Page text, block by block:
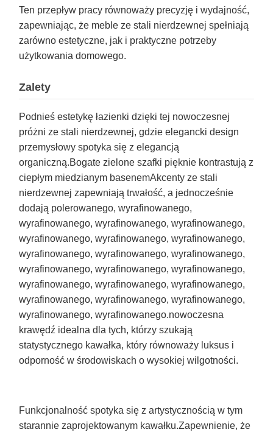
Ten przepływ pracy równoważy precyzję i wydajność,
zapewniając, że meble ze stali nierdzewnej spełniają
zarówno estetyczne, jak i praktyczne potrzeby
użytkowania domowego.
Zalety
Podnieś estetykę łazienki dzięki tej nowoczesnej
próżni ze stali nierdzewnej, gdzie elegancki design
przemysłowy spotyka się z elegancją
organiczną.Bogate zielone szafki pięknie kontrastują z
ciepłym miedzianym basenemAkcenty ze stali
nierdzewnej zapewniają trwałość, a jednocześnie
dodają polerowanego, wyrafinowanego,
wyrafinowanego, wyrafinowanego, wyrafinowanego,
wyrafinowanego, wyrafinowanego, wyrafinowanego,
wyrafinowanego, wyrafinowanego, wyrafinowanego,
wyrafinowanego, wyrafinowanego, wyrafinowanego,
wyrafinowanego, wyrafinowanego, wyrafinowanego,
wyrafinowanego, wyrafinowanego, wyrafinowanego,
wyrafinowanego, wyrafinowanego.nowoczesna
krawędź idealna dla tych, którzy szukają
statystycznego kawałka, który równoważy luksus i
odporność w środowiskach o wysokiej wilgotności.
Funkcjonalność spotyka się z artystycznością w tym
starannie zaprojektowanym kawałku.Zapewnienie, że